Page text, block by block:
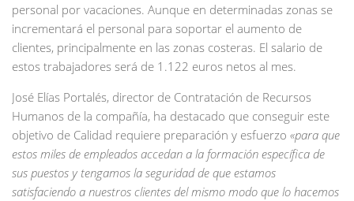
personal por vacaciones. Aunque en determinadas zonas se
incrementará el personal para soportar el aumento de
clientes, principalmente en las zonas costeras. El salario de
estos trabajadores será de 1.122 euros netos al mes.
José Elías Portalés, director de Contratación de Recursos
Humanos de la compañía, ha destacado que conseguir este
objetivo de Calidad requiere preparación y esfuerzo «para que
estos miles de empleados accedan a la formación específica de
sus puestos y tengamos la seguridad de que estamos
satisfaciendo a nuestros clientes del mismo modo que lo hacemos